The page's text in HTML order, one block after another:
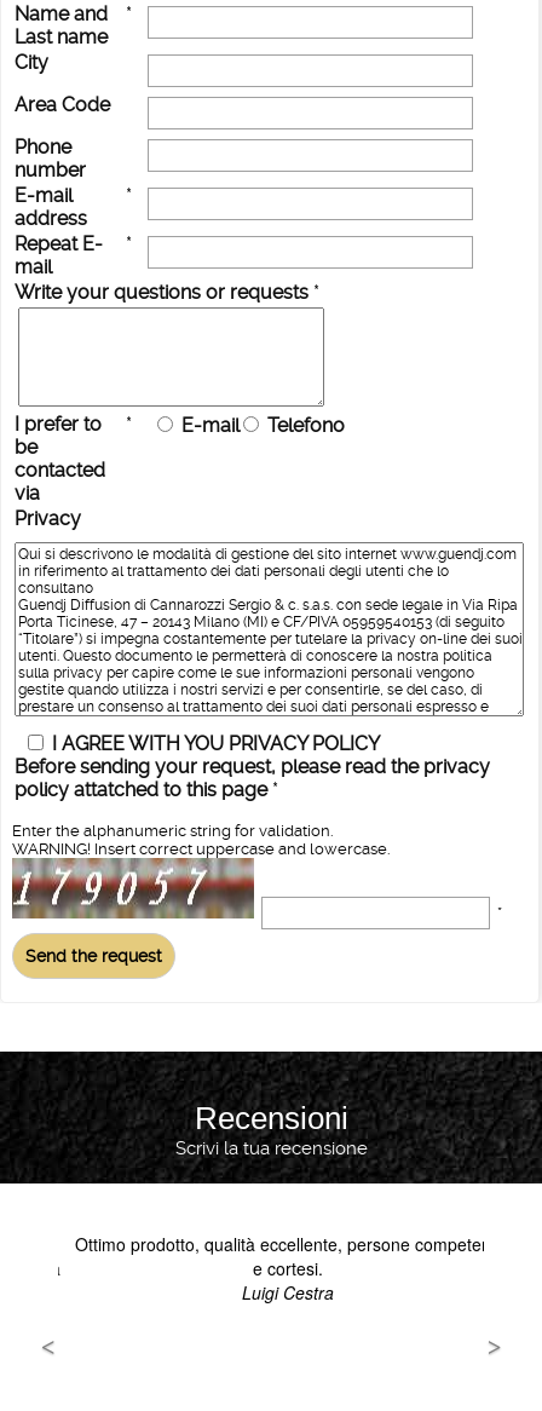
Name and
Last name
*
City
Area Code
Phone
number
E-mail
address
*
Repeat E-
mail
*
Write your questions or requests *
I prefer to
be
contacted
via
* E-mail Telefono
Privacy
I AGREE WITH YOU PRIVACY POLICY
Before sending your request, please read the privacy
policy attatched to this page *
Enter the alphanumeric string for validation.
WARNING! Insert correct uppercase and lowercase.
*
Recensioni
Scrivi la tua recensione